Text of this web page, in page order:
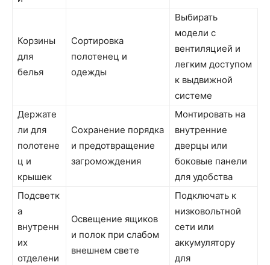
Корзины
для
белья
Сортировка
полотенец и
одежды
Выбирать
модели с
вентиляцией и
легким доступом
к выдвижной
системе
Держате
ли для
полотене
ц и
крышек
Сохранение порядка
и предотвращение
загромождения
Монтировать на
внутренние
дверцы или
боковые панели
для удобства
Подсветк
а
внутренн
их
отделени
Освещение ящиков
и полок при слабом
внешнем свете
Подключать к
низковольтной
сети или
аккумулятору
для